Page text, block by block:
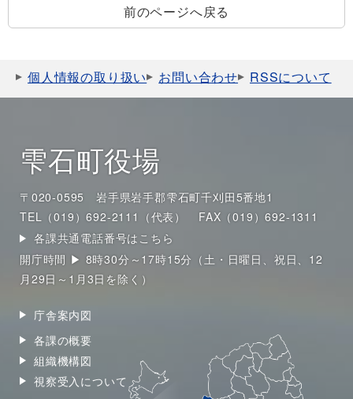
前のページへ戻る
個人情報の取り扱い お問い合わせ RSSについて
雫石町役場
〒020-0595 岩手県岩手郡雫石町千刈田5番地1
TEL（019）692-2111（代表）
FAX（019）692-1311
各課共通電話番号はこちら
開庁時間 ▶ 8時30分～17時15分（土・日曜日、祝日、12
月29日～1月3日を除く）
庁舎案内図
各課の概要
組織機構図
視察受入について